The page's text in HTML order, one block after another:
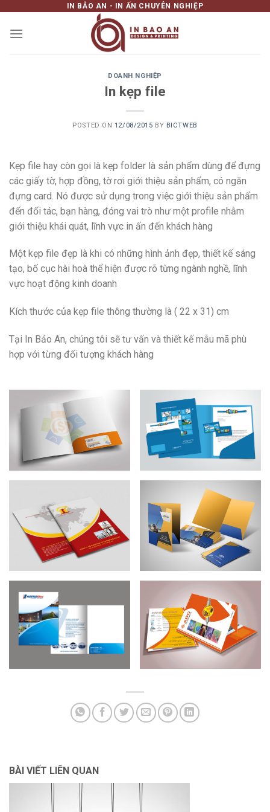
content
IN BẢO AN - IN ẤN CHUYÊN NGHIỆP
DOANH NGHIỆP
In kẹp file
POSTED ON 12/08/2015 BY BICTWEB
Kẹp file hay còn gọi là kẹp folder là sản phẩm dùng để đựng
các giấy tờ, hợp đồng, tờ rơi giới thiệu sản phẩm, có ngăn
đựng card. Nó được sử dụng trong việc giới thiệu sản phẩm
đến đối tác, bạn hàng, đóng vai trò như một profile nhằm
giới thiệu khái quát, lĩnh vực in ấn đến khách hàng
Một kẹp file đẹp là khi có những hình ảnh đẹp, thiết kế sáng
tạo, bố cục hài hoà thể hiện được rõ từng ngành nghề, lĩnh
vực hoạt động kinh doanh
Kích thước của kẹp file thông thường là ( 22 x 31) cm
Tại In Bảo An, chúng tôi sẽ tư vấn và thiết kế mẫu mã phù
hợp với từng đối tượng khách hàng
BÀI VIẾT LIÊN QUAN